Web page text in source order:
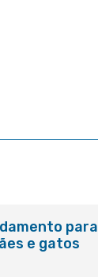
para
e gatos